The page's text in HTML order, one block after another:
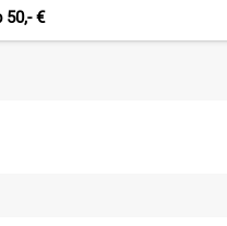
50,- €